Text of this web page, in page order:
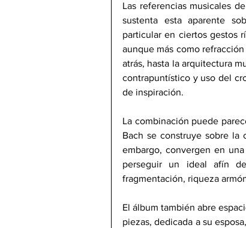
Las referencias musicales
sustenta esta aparente
particular en ciertos gestos
aunque más como
atrás, hasta la arquitectura
contrapuntístico y uso del
de inspiración.
La combinación puede
Bach se construye sobre la
embargo, convergen en
perseguir un ideal afín
fragmentación, riqueza
El álbum también abre
piezas, dedicada a su